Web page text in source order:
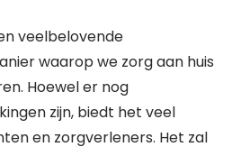
veelbelovende
waarop we zorg aan huis
Hoewel er nog
zijn, biedt het veel
en zorgverleners. Het zal